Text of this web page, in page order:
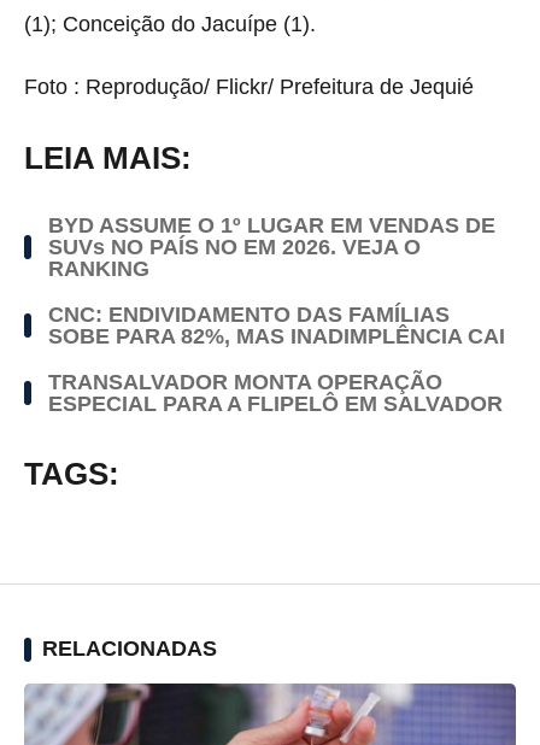
(1); Conceição do Jacuípe (1).
Foto : Reprodução/ Flickr/ Prefeitura de Jequié
LEIA MAIS:
BYD ASSUME O 1º LUGAR EM VENDAS DE
SUVs NO PAÍS NO EM 2026. VEJA O
RANKING
CNC: ENDIVIDAMENTO DAS FAMÍLIAS
SOBE PARA 82%, MAS INADIMPLÊNCIA CAI
TRANSALVADOR MONTA OPERAÇÃO
ESPECIAL PARA A FLIPELÔ EM SALVADOR
TAGS:
RELACIONADAS